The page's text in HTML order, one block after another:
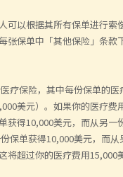
可以根据其所有保单进行索
张保单中「其他保险」条款
疗保险，其中每份保单的
美元）。如果你的医疗费
获得10,000美元，而从另一
保单获得10,000美元，而从
将超过你的医疗费用15,000